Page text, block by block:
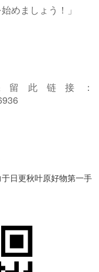
めましょう！」
此链接：
日更秋叶原好物第一手